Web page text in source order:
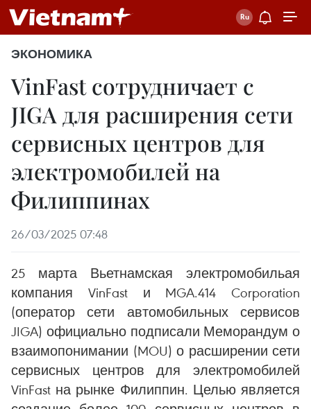
ЭКОНОМИКА
VinFast сотрудничает с
JIGA для расширения сети
сервисных центров для
электромобилей на
Филиппинах
26/03/2025 07:48
25 марта Вьетнамская электромобильая
компания VinFast и MGA.414 Corporation
(оператор сети автомобильных сервисов
JIGA) официально подписали Меморандум о
взаимопонимании (MOU) о расширении сети
сервисных центров для электромобилей
VinFast на рынке Филиппин. Целью является